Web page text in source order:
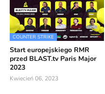
COUNTER STRIKE
Start europejskiego RMR
przed BLAST.tv Paris Major
2023
Kwiecień 06, 2023